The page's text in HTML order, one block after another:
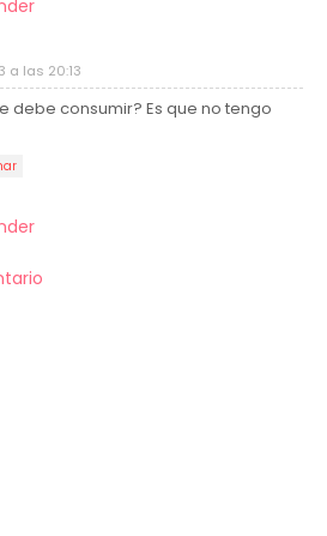
a las 20:13
debe consumir? Es que no tengo